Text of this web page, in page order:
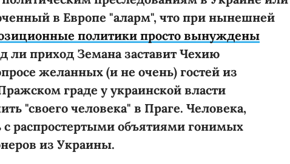
в Европе "аларм", что при нынешней
политики просто вынуждены
ли приход Земана заставит Чехию
желанных (и не очень) гостей из
граде у украинской власти
"своего человека" в Праге. Человека,
с распростертыми объятиями гонимых
из Украины.